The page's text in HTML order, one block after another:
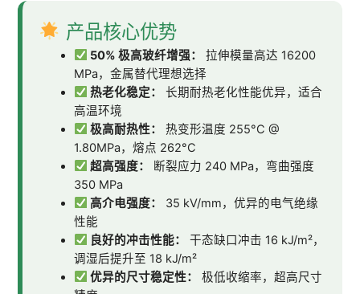
产品核心优势
50% 极高玻纤增强：
拉伸模量高达 16200
MPa，金属替代理想选择
热老化稳定：
长期耐热老化性能优异，适合
高温环境
极高耐热性：
热变形温度 255°C @
1.80MPa，熔点 262°C
超高强度：
断裂应力 240 MPa，弯曲强度
350 MPa
高介电强度：
35 kV/mm，优异的电气绝缘
性能
良好的冲击性能：
干态缺口冲击 16 kJ/m²，
调湿后提升至 18 kJ/m²
优异的尺寸稳定性：
极低收缩率，超高尺寸